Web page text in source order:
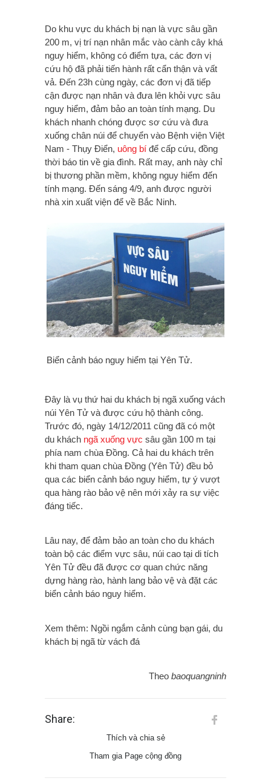
Do khu vực du khách bị nạn là vực sâu gần
200 m, vị trí nạn nhân mắc vào cành cây khá
nguy hiểm, không có điểm tựa, các đơn vị
cứu hộ đã phải tiến hành rất cẩn thận và vất
vả. Đến 23h cùng ngày, các đơn vị đã tiếp
cận được nạn nhân và đưa lên khỏi vực sâu
nguy hiểm, đảm bảo an toàn tính mạng. Du
khách nhanh chóng được sơ cứu và đưa
xuống chân núi để chuyển vào Bệnh viện Việt
Nam - Thụy Điển, uông bí để cấp cứu, đồng
thời báo tin về gia đình. Rất may, anh này chỉ
bị thương phần mềm, không nguy hiểm đến
tính mạng. Đến sáng 4/9, anh được người
nhà xin xuất viện để về Bắc Ninh.
Biển cảnh báo nguy hiểm tại Yên Tử.
Đây là vụ thứ hai du khách bị ngã xuống vách
núi Yên Tử và được cứu hộ thành công.
Trước đó, ngày 14/12/2011 cũng đã có một
du khách ngã xuống vực sâu gần 100 m tại
phía nam chùa Đồng. Cả hai du khách trên
khi tham quan chùa Đồng (Yên Tử) đều bỏ
qua các biển cảnh báo nguy hiểm, tự ý vượt
qua hàng rào bảo vệ nên mới xảy ra sự việc
đáng tiếc.
Lâu nay, để đảm bảo an toàn cho du khách
toàn bộ các điểm vực sâu, núi cao tại di tích
Yên Tử đều đã được cơ quan chức năng
dựng hàng rào, hành lang bảo vệ và đặt các
biển cảnh báo nguy hiểm.
Xem thêm: Ngồi ngắm cảnh cùng bạn gái, du
khách bị ngã từ vách đá
Theo baoquangninh
Share:
Thích và chia sẻ
Tham gia Page cộng đồng